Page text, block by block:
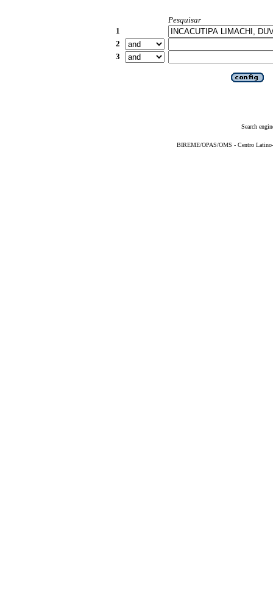
Pesquisar
1
2
3
Search
BIREME/OPAS/OMS - Centro Latino-